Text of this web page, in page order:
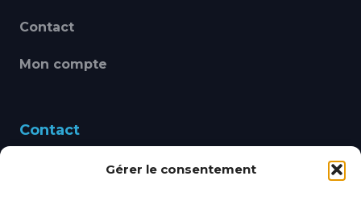
Gérer le consentement
Contact
Mon compte
Contact
460 Avenue Alain Le